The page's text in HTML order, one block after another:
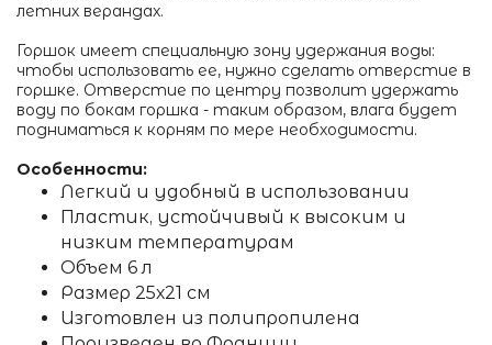
летних верандах.
Горшок имеет специальную зону удержания воды:
чтобы использовать ее, нужно сделать отверстие в
горшке. Отверстие по центру позволит удержать
воду по бокам горшка - таким образом, влага будет
подниматься к корням по мере необходимости.
Особенности:
Легкий и удобный в использовании
Пластик, устойчивый к высоким и
низким температурам
Объем 6 л
Размер 25х21 см
Изготовлен из полипропилена